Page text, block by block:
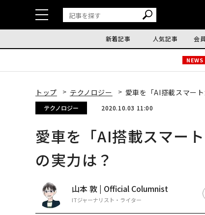
新着記事 人気記事 会
NEWS
トップ テクノロジー 愛車を「AI搭載スマー
テクノロジー 2020.10.03 11:00
愛車を「AI搭載スマー
の実力は？
山本 敦 | Official Columnist
ITジャーナリスト・ライター